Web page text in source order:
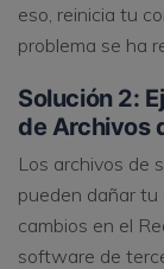
eso, reinicia tu
problema se ha
Solución 2:
de Archivos
Los archivos de
pueden dañar tu
cambios en el
software de